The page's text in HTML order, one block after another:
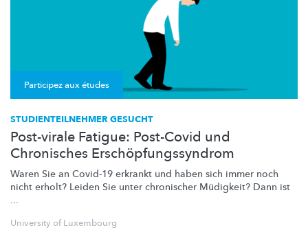
Participez aux études
STUDIENTEILNEHMER GESUCHT
Post-virale Fatigue: Post-Covid und
Chronisches Erschöpfungssyndrom
Waren Sie an Covid-19 erkrankt und haben sich immer noch
nicht erholt? Leiden Sie unter chronischer Müdigkeit? Dann ist
...
University of Luxembourg